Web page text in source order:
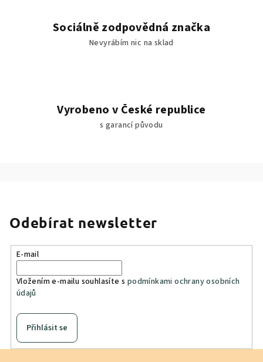
Sociálně zodpovědná značka
Nevyrábím nic na sklad
Vyrobeno v České republice
s garancí původu
Odebírat newsletter
E-mail
Vložením e-mailu souhlasíte s podmínkami ochrany osobních
údajů
Přihlásit se